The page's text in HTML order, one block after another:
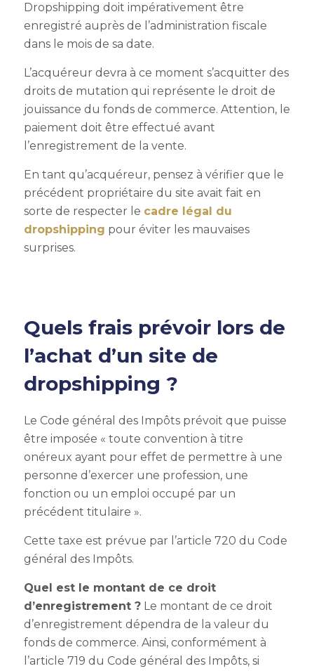
Dropshipping doit impérativement être
enregistré auprès de l’administration fiscale
dans le mois de sa date.
L’acquéreur devra à ce moment s’acquitter des
droits de mutation qui représente le droit de
jouissance du fonds de commerce. Attention, le
paiement doit être effectué avant
l’enregistrement de la vente.
En tant qu’acquéreur, pensez à vérifier que le
précédent propriétaire du site avait fait en
sorte de respecter le cadre légal du
dropshipping pour éviter les mauvaises
surprises.
Quels frais prévoir lors de
l’achat d’un site de
dropshipping ?
Le Code général des Impôts prévoit que puisse
être imposée « toute convention à titre
onéreux ayant pour effet de permettre à une
personne d’exercer une profession, une
fonction ou un emploi occupé par un
précédent titulaire ».
Cette taxe est prévue par l’article 720 du Code
général des Impôts.
Quel est le montant de ce droit
d’enregistrement ?Le montant de ce droit
d’enregistrement dépendra de la valeur du
fonds de commerce. Ainsi, conformément à
l’article 719 du Code général des Impôts, si